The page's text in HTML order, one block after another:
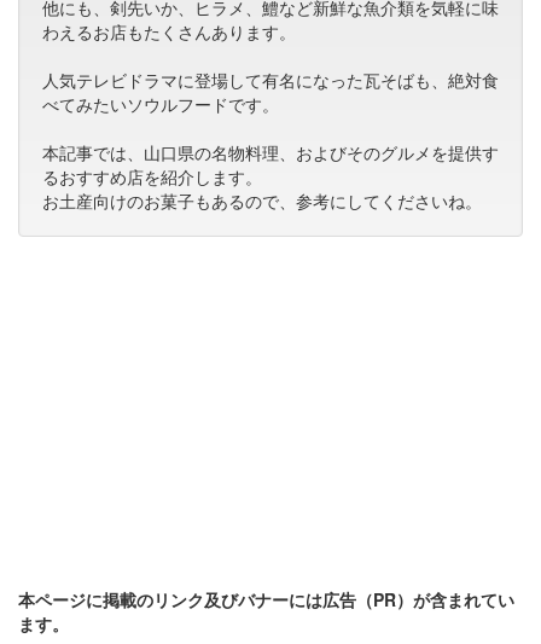
他にも、剣先いか、ヒラメ、鱧など新鮮な魚介類を気軽に味
わえるお店もたくさんあります。
人気テレビドラマに登場して有名になった瓦そばも、絶対食
べてみたいソウルフードです。
本記事では、山口県の名物料理、およびそのグルメを提供す
るおすすめ店を紹介します。
お土産向けのお菓子もあるので、参考にしてくださいね。
本ページに掲載のリンク及びバナーには広告（PR）が含まれてい
ます。